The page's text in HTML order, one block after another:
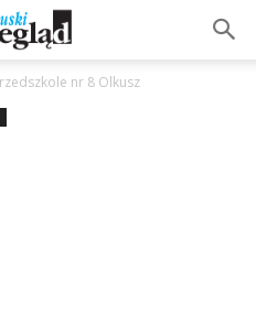
nr 8 Olkusz